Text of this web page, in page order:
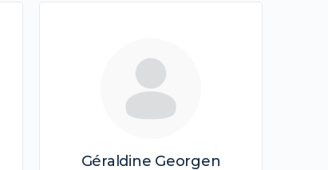
Géraldine Georgen